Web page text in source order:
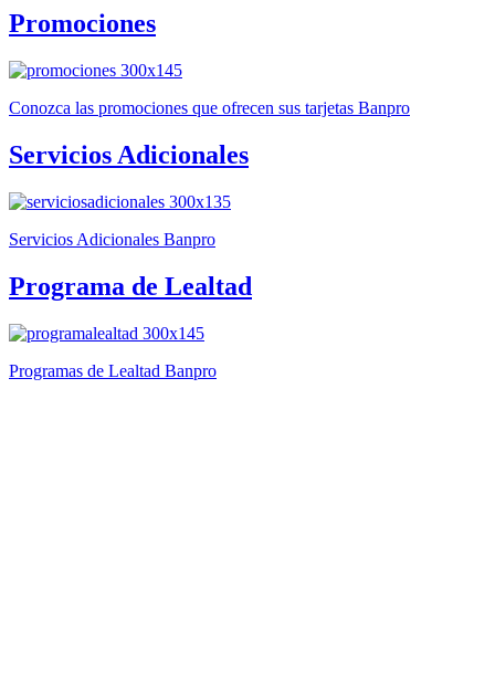
Promociones
Conozca las promociones que ofrecen sus tarjetas Banpro
Servicios Adicionales
Servicios Adicionales Banpro
Programa de Lealtad
Programas de Lealtad Banpro